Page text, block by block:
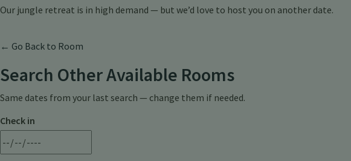
Our jungle retreat is in high demand — but we’d love to host you on another date.
← Go Back to Room
Search Other Available Rooms
Same dates from your last search — change them if needed.
Check in